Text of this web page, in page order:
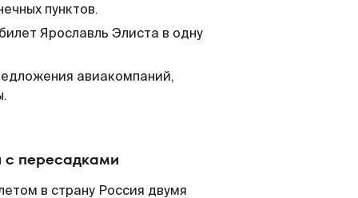
пунктов.
Ярославль Элиста в одну
авиакомпаний,
с пересадками
в страну Россия двумя